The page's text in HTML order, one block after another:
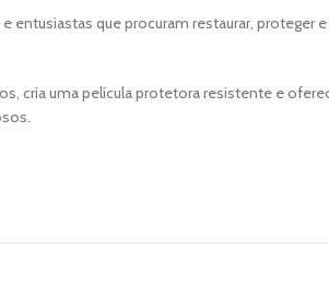
entusiastas que procuram restaurar,
cria uma película protetora resistente e